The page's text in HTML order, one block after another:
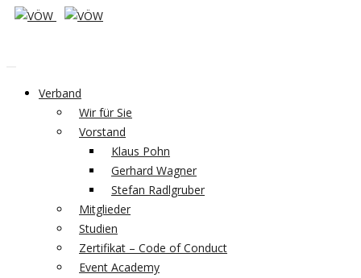
Verband
Wir für Sie
Vorstand
Klaus Pohn
Gerhard Wagner
Stefan Radlgruber
Mitglieder
Studien
Zertifikat – Code of Conduct
Event Academy